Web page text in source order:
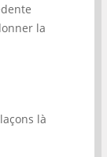
la
là